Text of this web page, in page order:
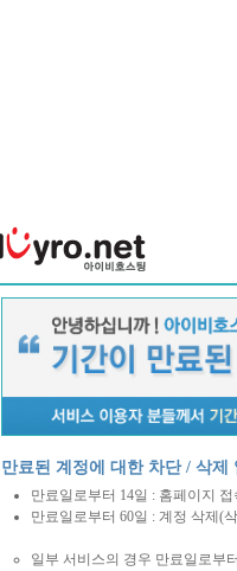
만료된 계정에 대한 차단 / 삭제
만료일로부터 14일 : 홈페이지
만료일로부터 60일 : 계정 삭제(
일부 서비스의 경우 만료일로부